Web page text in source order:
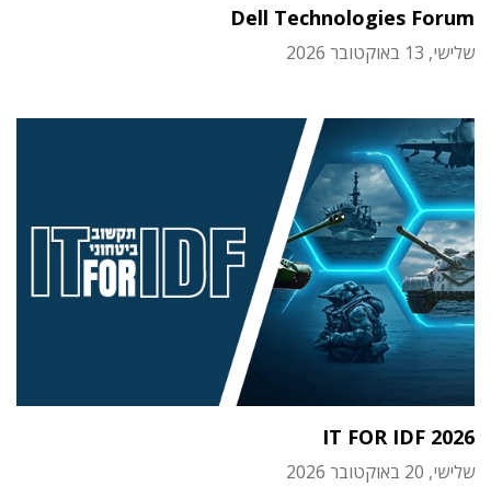
Dell Technologies Forum
שלישי, 13 באוקטובר 2026
IT FOR IDF 2026
שלישי, 20 באוקטובר 2026